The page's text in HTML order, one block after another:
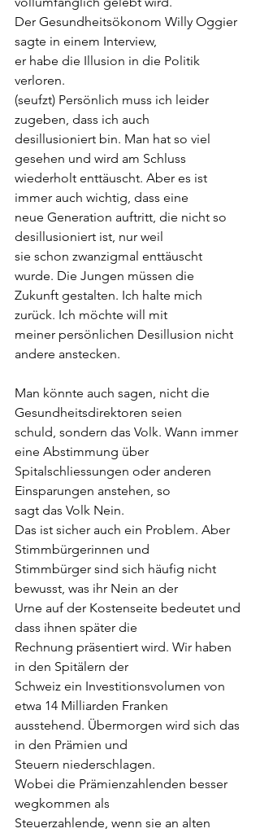
Der Gesundheitsökonom Willy Oggier
sagte in einem Interview,
er habe die Illusion in die Politik
verloren.
(seufzt) Persönlich muss ich leider
zugeben, dass ich auch
desillusioniert bin. Man hat so viel
gesehen und wird am Schluss
wiederholt enttäuscht. Aber es ist
immer auch wichtig, dass eine
neue Generation auftritt, die nicht so
desillusioniert ist, nur weil
sie schon zwanzigmal enttäuscht
wurde. Die Jungen müssen die
Zukunft gestalten. Ich halte mich
zurück. Ich möchte will mit
meiner persönlichen Desillusion nicht
andere anstecken.
Man könnte auch sagen, nicht die
Gesundheitsdirektoren seien
schuld, sondern das Volk. Wann immer
eine Abstimmung über
Spitalschliessungen oder anderen
Einsparungen anstehen, so
sagt das Volk Nein.
Das ist sicher auch ein Problem. Aber
Stimmbürgerinnen und
Stimmbürger sind sich häufig nicht
bewusst, was ihr Nein an der
Urne auf der Kostenseite bedeutet und
dass ihnen später die
Rechnung präsentiert wird. Wir haben
in den Spitälern der
Schweiz ein Investitionsvolumen von
etwa 14 Milliarden Franken
ausstehend. Übermorgen wird sich das
in den Prämien und
Steuern niederschlagen.
Wobei die Prämienzahlenden besser
wegkommen als
Steuerzahlende, wenn sie an alten